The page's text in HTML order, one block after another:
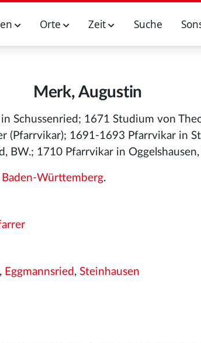
Orte Zeit Suche
Merk, Augustin
Schussenried; 1671 Studium von
(Pfarrvikar); 1691-1693 Pfarrvikar in
BW.; 1710 Pfarrvikar in
Baden-Württemberg.
, Eggmannsried , Steinhausen